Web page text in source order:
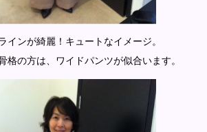
ンが綺麗！キュートなイメージ。
の方は、ワイドパンツが似合います。